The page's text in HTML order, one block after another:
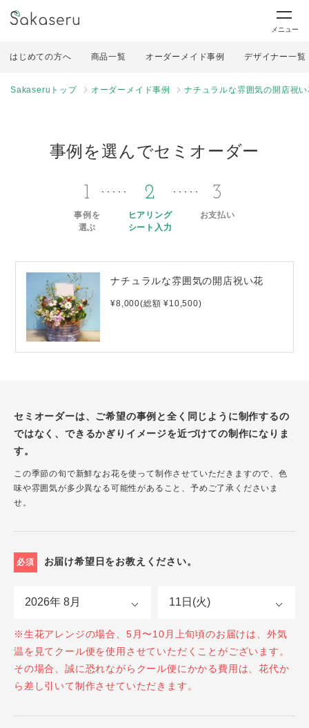
メニュー
はじめての方へ 商品一覧 オーダーメイド事例 デザイナー一覧
Sakaseruトップ オーダーメイド事例 ナチュラルな雰囲気の開店祝
事例を選んでセミオーダー
1
事例を
選ぶ
2
ヒアリング
シート入力
3
お支払い
ナチュラルな雰囲気の開店祝い花
¥8,000(総額 ¥10,500)
セミオーダーは、ご希望の事例と全く同じように制作するの
ではなく、できるかぎりイメージを近づけての制作になりま
す。
この季節の旬で新鮮なお花を使って制作させていただきますので、色
味や雰囲気が多少異なる可能性があること、予めご了承くださいま
せ。
必須 お届け希望日をお教えください。
※生花アレンジの場合、5月〜10月上旬頃のお届けは、外気
温を見てクール便を使用させていただくことがございます。
その場合、誠に恐れながらクール便にかかる費用は、花代か
ら差し引いて制作させていただきます。